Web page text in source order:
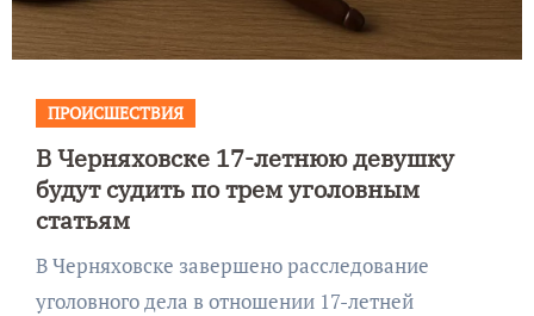
ПРОИСШЕСТВИЯ
В Черняховске 17-летнюю девушку
будут судить по трем уголовным
статьям
В Черняховске завершено расследование
уголовного дела в отношении 17-летней